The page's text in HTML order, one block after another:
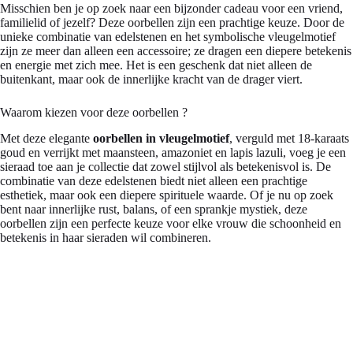
Misschien ben je op zoek naar een bijzonder cadeau voor een vriend,
familielid of jezelf? Deze oorbellen zijn een prachtige keuze. Door de
unieke combinatie van edelstenen en het symbolische vleugelmotief
zijn ze meer dan alleen een accessoire; ze dragen een diepere betekenis
en energie met zich mee. Het is een geschenk dat niet alleen de
buitenkant, maar ook de innerlijke kracht van de drager viert.
Waarom kiezen voor deze oorbellen ?
Met deze elegante oorbellen in vleugelmotief, verguld met 18-karaats
goud en verrijkt met maansteen, amazoniet en lapis lazuli, voeg je een
sieraad toe aan je collectie dat zowel stijlvol als betekenisvol is. De
combinatie van deze edelstenen biedt niet alleen een prachtige
esthetiek, maar ook een diepere spirituele waarde. Of je nu op zoek
bent naar innerlijke rust, balans, of een sprankje mystiek, deze
oorbellen zijn een perfecte keuze voor elke vrouw die schoonheid en
betekenis in haar sieraden wil combineren.